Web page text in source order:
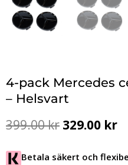
4-pack Mercedes
– Helsvart
399.00kr Det
var:
329.00 kr
Betala säkert och